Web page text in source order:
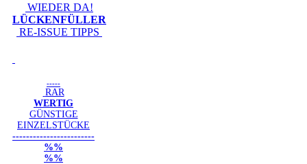
WIEDER DA!
LÜCKENFÜLLER
RE-ISSUE TIPPS
-----
RAR
WERTIG
GÜNSTIGE
EINZELSTÜCKE
------------------------
%%
%%